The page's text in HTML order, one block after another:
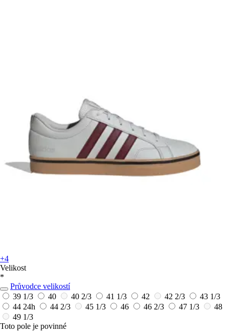
+4
Velikost
*
Průvodce velikostí
39 1/3
40 40 2/3 41 1/3 42 42 2/3
43 1/3
44 24h 44 2/3 45 1/3 46 46 2/3 47 1/3
48
49 1/3
Toto pole je povinné